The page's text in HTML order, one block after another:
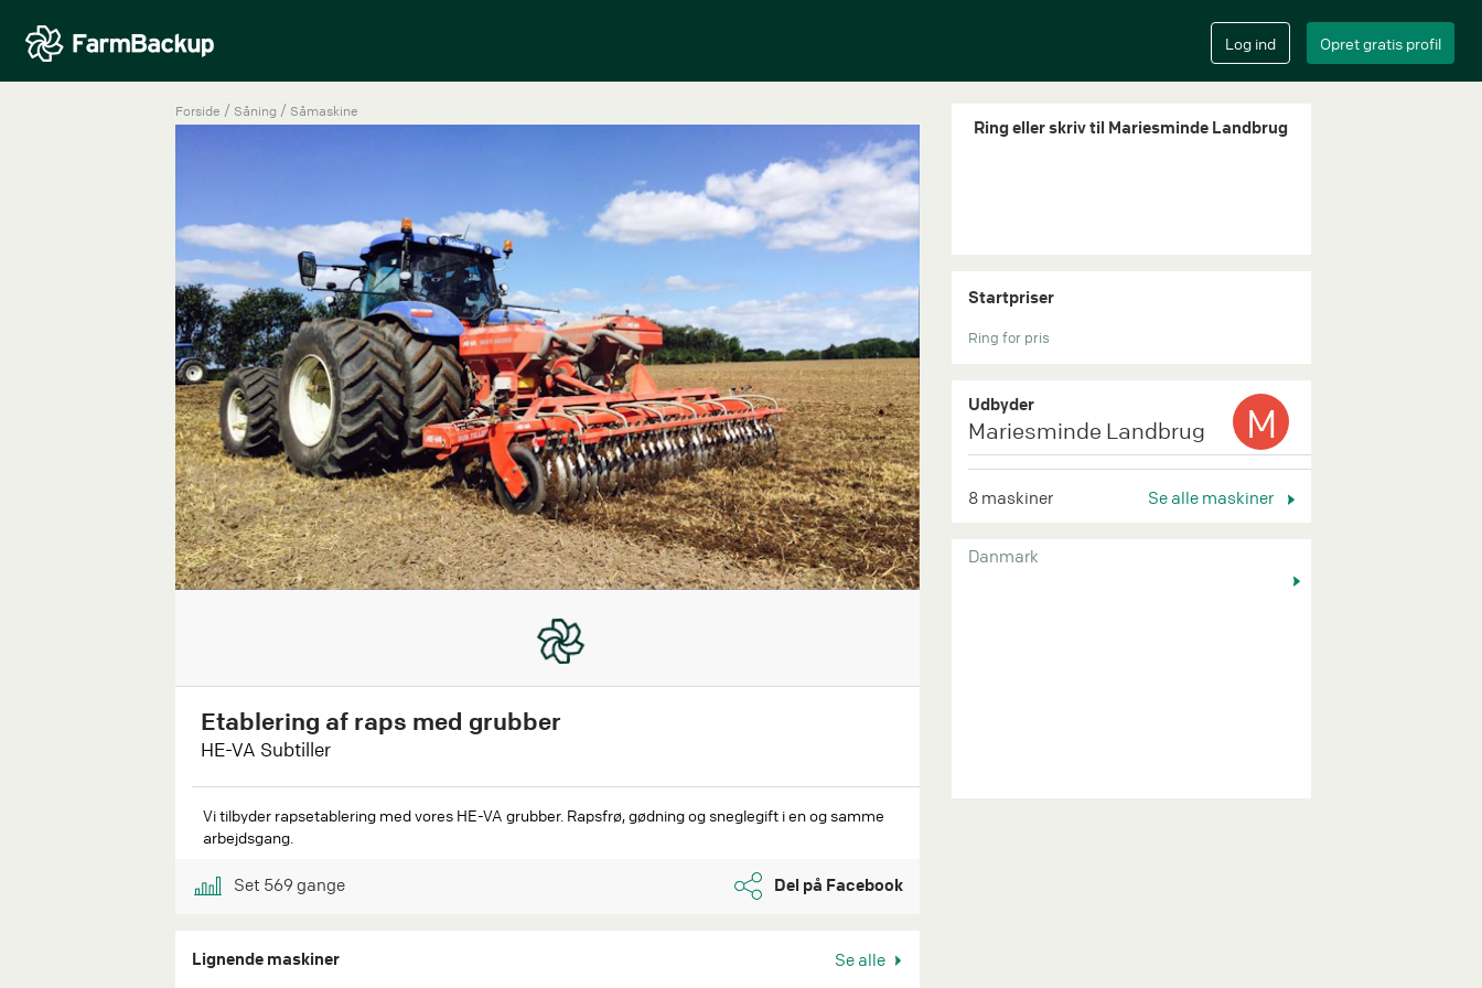
Forside / Såning / Såmaskine
Etablering af raps med grubber
HE-VA Subtiller
Vi tilbyder rapsetablering med vores HE-VA grubber. Rapsfrø, gødning og sneglegift i en og samme
arbejdsgang.
Set 569 gange Del på Facebook
Lignende maskiner Se alle
Ring eller skriv til Mariesminde Landbrug
Startpriser
Ring for pris
Udbyder
Mariesminde Landbrug M
8 maskiner Se alle maskiner
Danmark